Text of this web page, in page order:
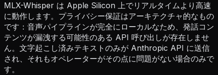
MLX-Whisper は Apple Silicon 上でリアルタイムより高速
に動作します。プライバシー保証はアーキテクチャ的なもの
です：音声パイプラインが完全にローカルなため、発話コン
テンツが漏洩する可能性のある API 呼び出しが存在しませ
ん。文字起こし済みテキストのみが Anthropic API に送信
され、それもオペレーターがその点に問題がない場合のみで
す。